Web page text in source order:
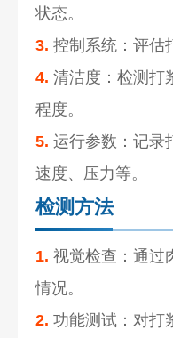
状态。
3. 控制系统：评估
4. 清洁度：检测打
程度。
5. 运行参数：记录
速度、压力等。
检测方法
1. 视觉检查：通过
情况。
2. 功能测试：对打